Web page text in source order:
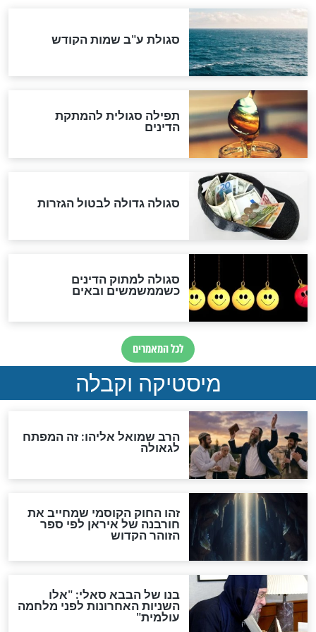
המסמך האבוד שנחשף
במרתפי מוסקבה: כתב היד
הנדיר של הרשב"ם התגלה
"מודה לקב"ה על כל השנים"
"נביא בעיר": מכירת המחלה
לגוי והוספת השם חזקיהו
לרפואת הרב דב הכהן קוק
לכל המאמרים
אחרית הימים
האם אפשר לחשב את הקץ?
מה יהיה בימות המשיח?